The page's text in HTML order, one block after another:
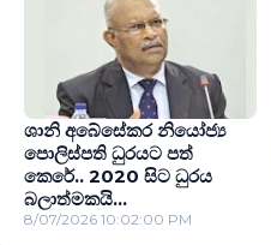
ශානි අබේසේකර නියෝජ්‍ය
පොලිස්පති ධුරයට පත්
කෙරේ.. 2020 සිට ධුරය
බලාත්මකයි...
8/07/2026 10:02:00 PM